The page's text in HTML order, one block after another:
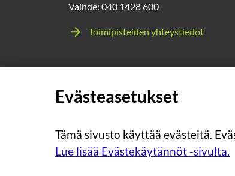
Vaihde: 040 1428 600
Toimipisteiden yhteystiedot
Evästeasetukset
Tämä sivusto käyttää evästeitä.
Lue lisää Evästekäytännöt -sivulta.